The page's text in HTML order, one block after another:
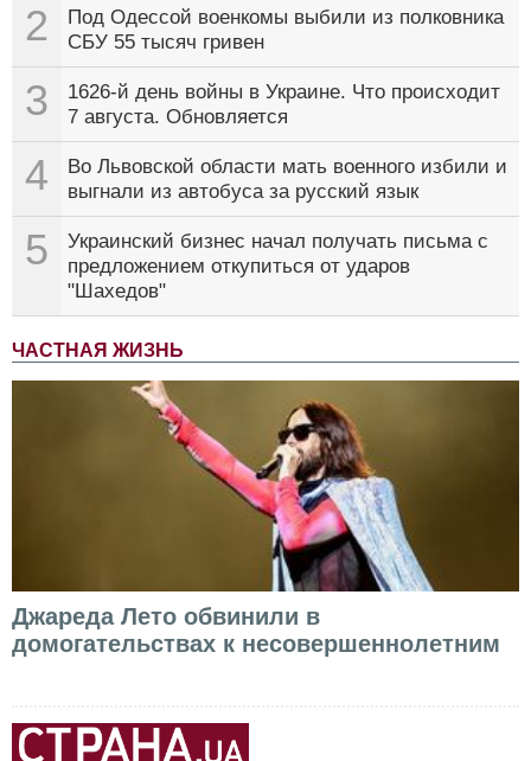
2
Под Одессой военкомы выбили из полковника
СБУ 55 тысяч гривен
3
1626-й день войны в Украине. Что происходит
7 августа. Обновляется
4
Во Львовской области мать военного избили и
выгнали из автобуса за русский язык
5
Украинский бизнес начал получать письма с
предложением откупиться от ударов
"Шахедов"
ЧАСТНАЯ ЖИЗНЬ
Джареда Лето обвинили в
домогательствах к несовершеннолетним